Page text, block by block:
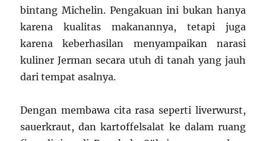
bintang Michelin. Pengakuan ini bukan hanya
karena kualitas makanannya, tetapi juga
karena keberhasilan menyampaikan narasi
kuliner Jerman secara utuh di tanah yang jauh
dari tempat asalnya.
Dengan membawa cita rasa seperti liverwurst,
sauerkraut, dan kartoffelsalat ke dalam ruang